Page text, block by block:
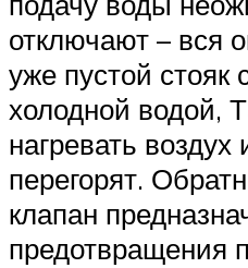
отключают – вся
уже пустой стояк
холодной водой,
нагревать воздух
перегорят.
клапан
предотвращения